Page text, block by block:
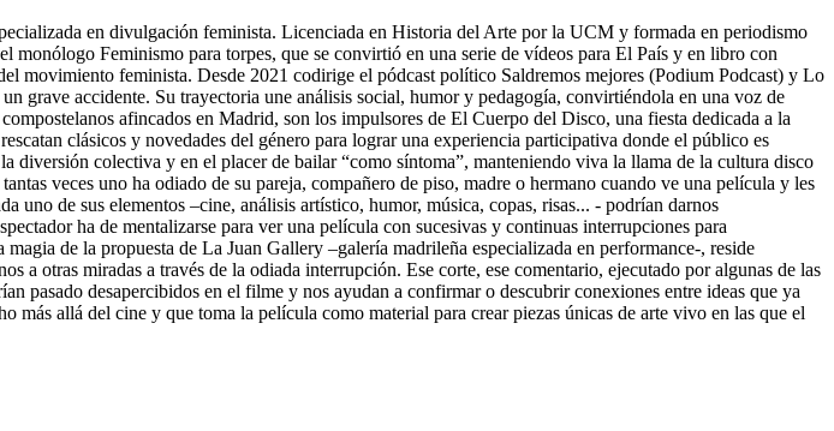
en divulgación feminista. Licenciada en Historia del Arte por la UCM y formada en periodismo
Feminismo para torpes, que se convirtió en una serie de vídeos para El País y en libro con
movimiento feminista. Desde 2021 codirige el pódcast político Saldremos mejores (Podium Podcast) y Lo
grave accidente. Su trayectoria une análisis social, humor y pedagogía, convirtiéndola en una voz de
afincados en Madrid, son los impulsores de El Cuerpo del Disco, una fiesta dedicada a la
clásicos y novedades del género para lograr una experiencia participativa donde el público es
diversión colectiva y en el placer de bailar “como síntoma”, manteniendo viva la llama de la cultura disco
veces uno ha odiado de su pareja, compañero de piso, madre o hermano cuando ve una película y les
uno de sus elementos –cine, análisis artístico, humor, música, copas, risas... - podrían darnos
ha de mentalizarse para ver una película con sucesivas y continuas interrupciones para
de la propuesta de La Juan Gallery –galería madrileña especializada en performance-, reside
a otras miradas a través de la odiada interrupción. Ese corte, ese comentario, ejecutado por algunas de las
pasado desapercibidos en el filme y nos ayudan a confirmar o descubrir conexiones entre ideas que ya
más allá del cine y que toma la película como material para crear piezas únicas de arte vivo en las que el